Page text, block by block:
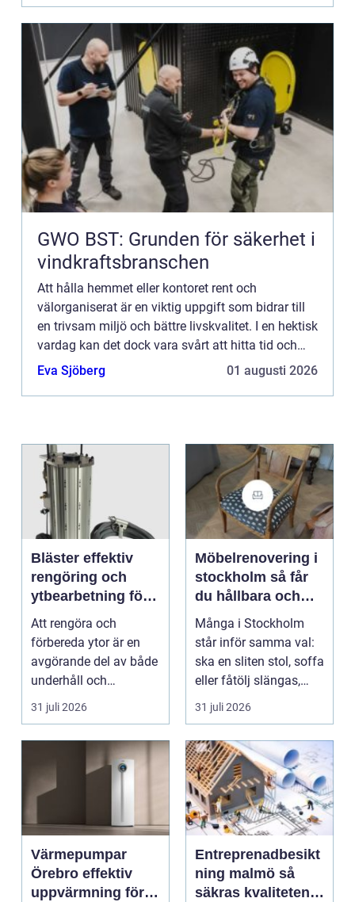
GWO BST: Grunden för säkerhet i
vindkraftsbranschen
Att hålla hemmet eller kontoret rent och
välorganiserat är en viktig uppgift som bidrar till
en trivsam miljö och bättre livskvalitet. I en hektisk
vardag kan det dock vara svårt att hitta tid och
energi för regel...
Eva Sjöberg 01 augusti 2026
Bläster effektiv
rengöring och
ytbearbetning för
proffs och
hantverkare
Att rengöra och
förbereda ytor är en
avgörande del av både
underhåll och
renovering. Färg, rost,
smu...
31 juli 2026
Möbelrenovering i
stockholm så får
du hållbara och
vackra möbler
Många i Stockholm
står inför samma val:
ska en sliten stol, soffa
eller fåtölj slängas,
säljas billi...
31 juli 2026
Värmepumpar
Örebro effektiv
uppvärmning för
Entreprenadbesikt
ning malmö så
säkras kvaliteten i